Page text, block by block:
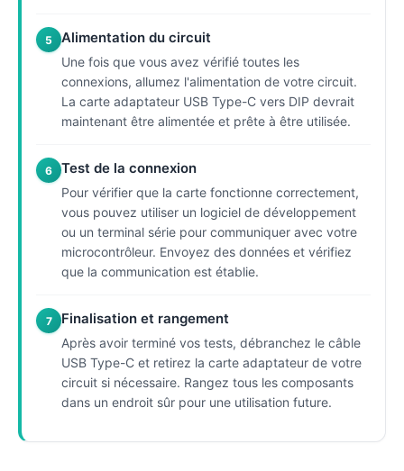
5 Alimentation du circuit
Une fois que vous avez vérifié toutes les
connexions, allumez l'alimentation de votre circuit.
La carte adaptateur USB Type-C vers DIP devrait
maintenant être alimentée et prête à être utilisée.
6 Test de la connexion
Pour vérifier que la carte fonctionne correctement,
vous pouvez utiliser un logiciel de développement
ou un terminal série pour communiquer avec votre
microcontrôleur. Envoyez des données et vérifiez
que la communication est établie.
7 Finalisation et rangement
Après avoir terminé vos tests, débranchez le câble
USB Type-C et retirez la carte adaptateur de votre
circuit si nécessaire. Rangez tous les composants
dans un endroit sûr pour une utilisation future.